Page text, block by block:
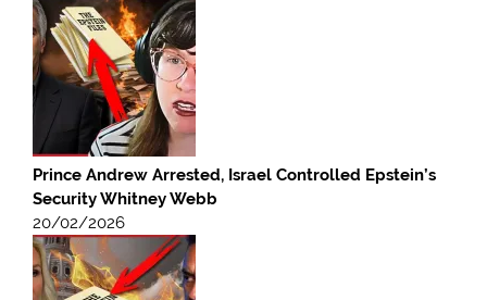
Prince Andrew Arrested, Israel Controlled Epstein’s
Security Whitney Webb
20/02/2026